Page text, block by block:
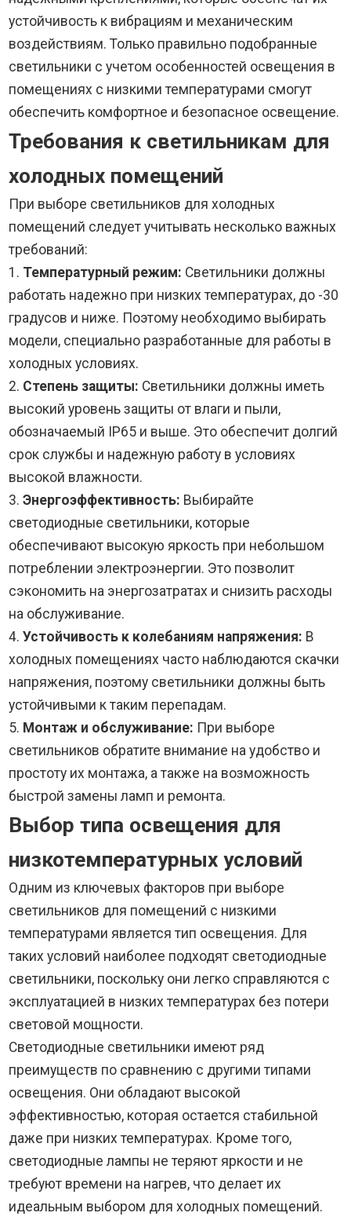
устойчивость к вибрациям и механическим
воздействиям. Только правильно подобранные
светильники с учетом особенностей освещения в
помещениях с низкими температурами смогут
обеспечить комфортное и безопасное освещение.
Требования к светильникам для
холодных помещений
При выборе светильников для холодных
помещений следует учитывать несколько важных
требований:
1. Температурный режим: Светильники должны
работать надежно при низких температурах, до -30
градусов и ниже. Поэтому необходимо выбирать
модели, специально разработанные для работы в
холодных условиях.
2. Степень защиты: Светильники должны иметь
высокий уровень защиты от влаги и пыли,
обозначаемый IP65 и выше. Это обеспечит долгий
срок службы и надежную работу в условиях
высокой влажности.
3.Энергоэффективность: Выбирайте
светодиодные светильники, которые
обеспечивают высокую яркость при небольшом
потреблении электроэнергии. Это позволит
сэкономить на энергозатратах и снизить расходы
на обслуживание.
4.Устойчивость к колебаниям напряжения: В
холодных помещениях часто наблюдаются скачки
напряжения, поэтому светильники должны быть
устойчивыми к таким перепадам.
5. Монтаж и обслуживание: При выборе
светильников обратите внимание на удобство и
простоту их монтажа, а также на возможность
быстрой замены ламп и ремонта.
Выбор типа освещения для
низкотемпературных условий
Одним из ключевых факторов при выборе
светильников для помещений с низкими
температурами является тип освещения. Для
таких условий наиболее подходят светодиодные
светильники, поскольку они легко справляются с
эксплуатацией в низких температурах без потери
световой мощности.
Светодиодные светильники имеют ряд
преимуществ по сравнению с другими типами
освещения. Они обладают высокой
эффективностью, которая остается стабильной
даже при низких температурах. Кроме того,
светодиодные лампы не теряют яркости и не
требуют времени на нагрев, что делает их
идеальным выбором для холодных помещений.